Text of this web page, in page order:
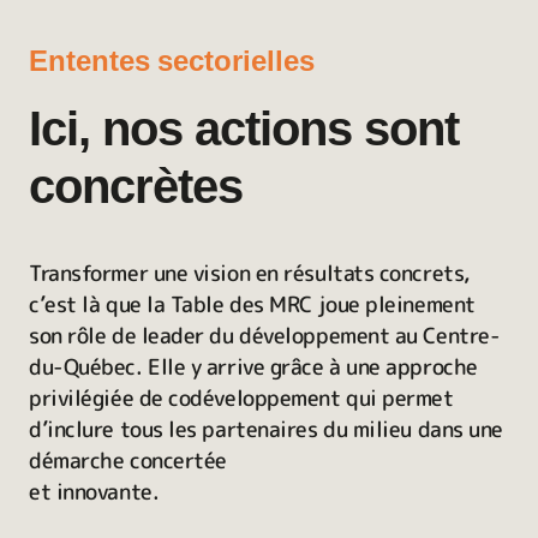
Ententes sectorielles
Ici, nos actions sont
concrètes
Transformer une vision en résultats concrets,
c’est là que la Table des MRC joue pleinement
son rôle de leader du développement au Centre-
du-Québec. Elle y arrive grâce à une approche
privilégiée de codéveloppement qui permet
d’inclure tous les partenaires du milieu dans une
démarche concertée
et innovante.